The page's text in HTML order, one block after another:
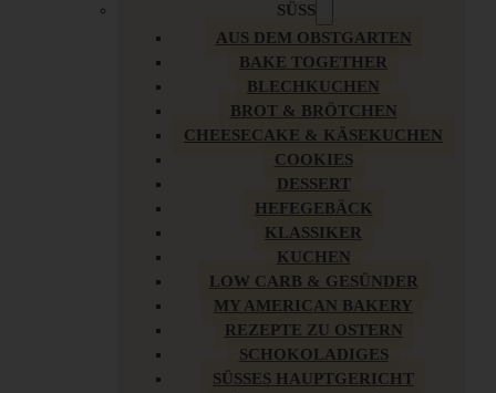
SÜSS
AUS DEM OBSTGARTEN
BAKE TOGETHER
BLECHKUCHEN
BROT & BRÖTCHEN
CHEESECAKE & KÄSEKUCHEN
COOKIES
DESSERT
HEFEGEBÄCK
KLASSIKER
KUCHEN
LOW CARB & GESÜNDER
MY AMERICAN BAKERY
REZEPTE ZU OSTERN
SCHOKOLADIGES
SÜSSES HAUPTGERICHT